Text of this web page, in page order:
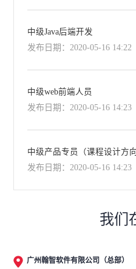
中级Java后端开发
发布日期：2020-05-16 14:22
中级web前端人员
发布日期：2020-05-16 14:23
中级产品专员（课程设计方向
发布日期：2020-05-16 14:23
我们
广州翰智软件有限公司（总部）